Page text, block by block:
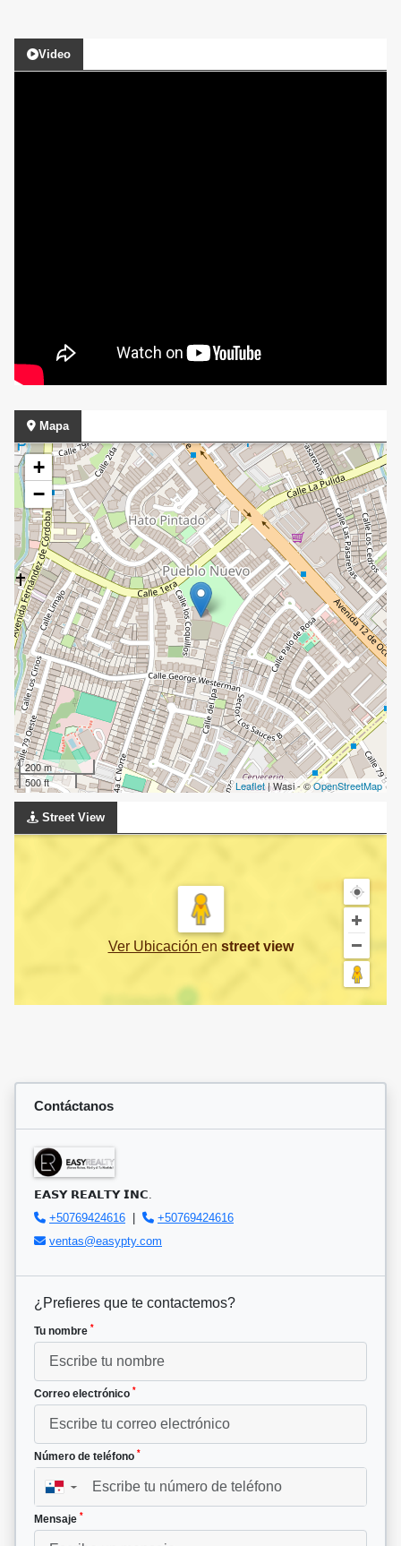
Video
Mapa
+
−
200 m
500 ft
Leaflet| Wasi - ©OpenStreetMap
Street View
Ver Ubicación en street view
Contáctanos
𝗘𝗔𝗦𝗬 𝗥𝗘𝗔𝗟𝗧𝗬 𝗜𝗡𝗖.
+50769424616 |
+50769424616
ventas@easypty.com
¿Prefieres que te contactemos?
Tu nombre *
Correo electrónico *
Número de teléfono *
▼
Mensaje *